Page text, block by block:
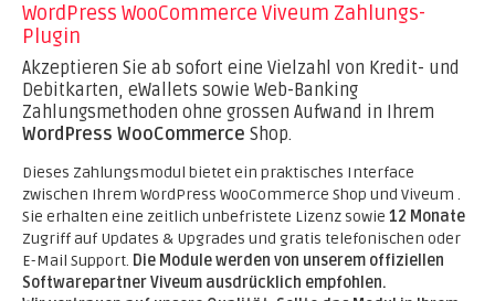
WordPress WooCommerce Viveum Zahlungs-
Plugin
Akzeptieren Sie ab sofort eine Vielzahl von Kredit- und
Debitkarten, eWallets sowie Web-Banking
Zahlungsmethoden ohne grossen Aufwand in Ihrem
WordPress WooCommerce Shop.
Dieses Zahlungsmodul bietet ein praktisches Interface
zwischen Ihrem WordPress WooCommerce Shop und Viveum .
Sie erhalten eine zeitlich unbefristete Lizenz sowie 12 Monate
Zugriff auf Updates & Upgrades und gratis telefonischen oder
E-Mail Support. Die Module werden von unserem offiziellen
Softwarepartner Viveum ausdrücklich empfohlen.